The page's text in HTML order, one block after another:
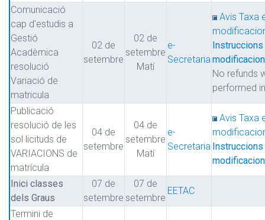
Comunicació
cap d'estudis a
Gestió
Acadèmica
resolució
Variació de
matricula
02 de
setembre
02 de
setembre
Matí
e-
Secretaria
Avis Taxa
No refunds
performed
Publicació
resolució de les
sol·licituds de
VARIACIONS de
matrícula
04 de
setembre
04 de
setembre
Matí
e-
Secretaria
Avis Taxa
Inici classes
dels Graus
07 de
setembre
07 de
setembre
EETAC
Termini de